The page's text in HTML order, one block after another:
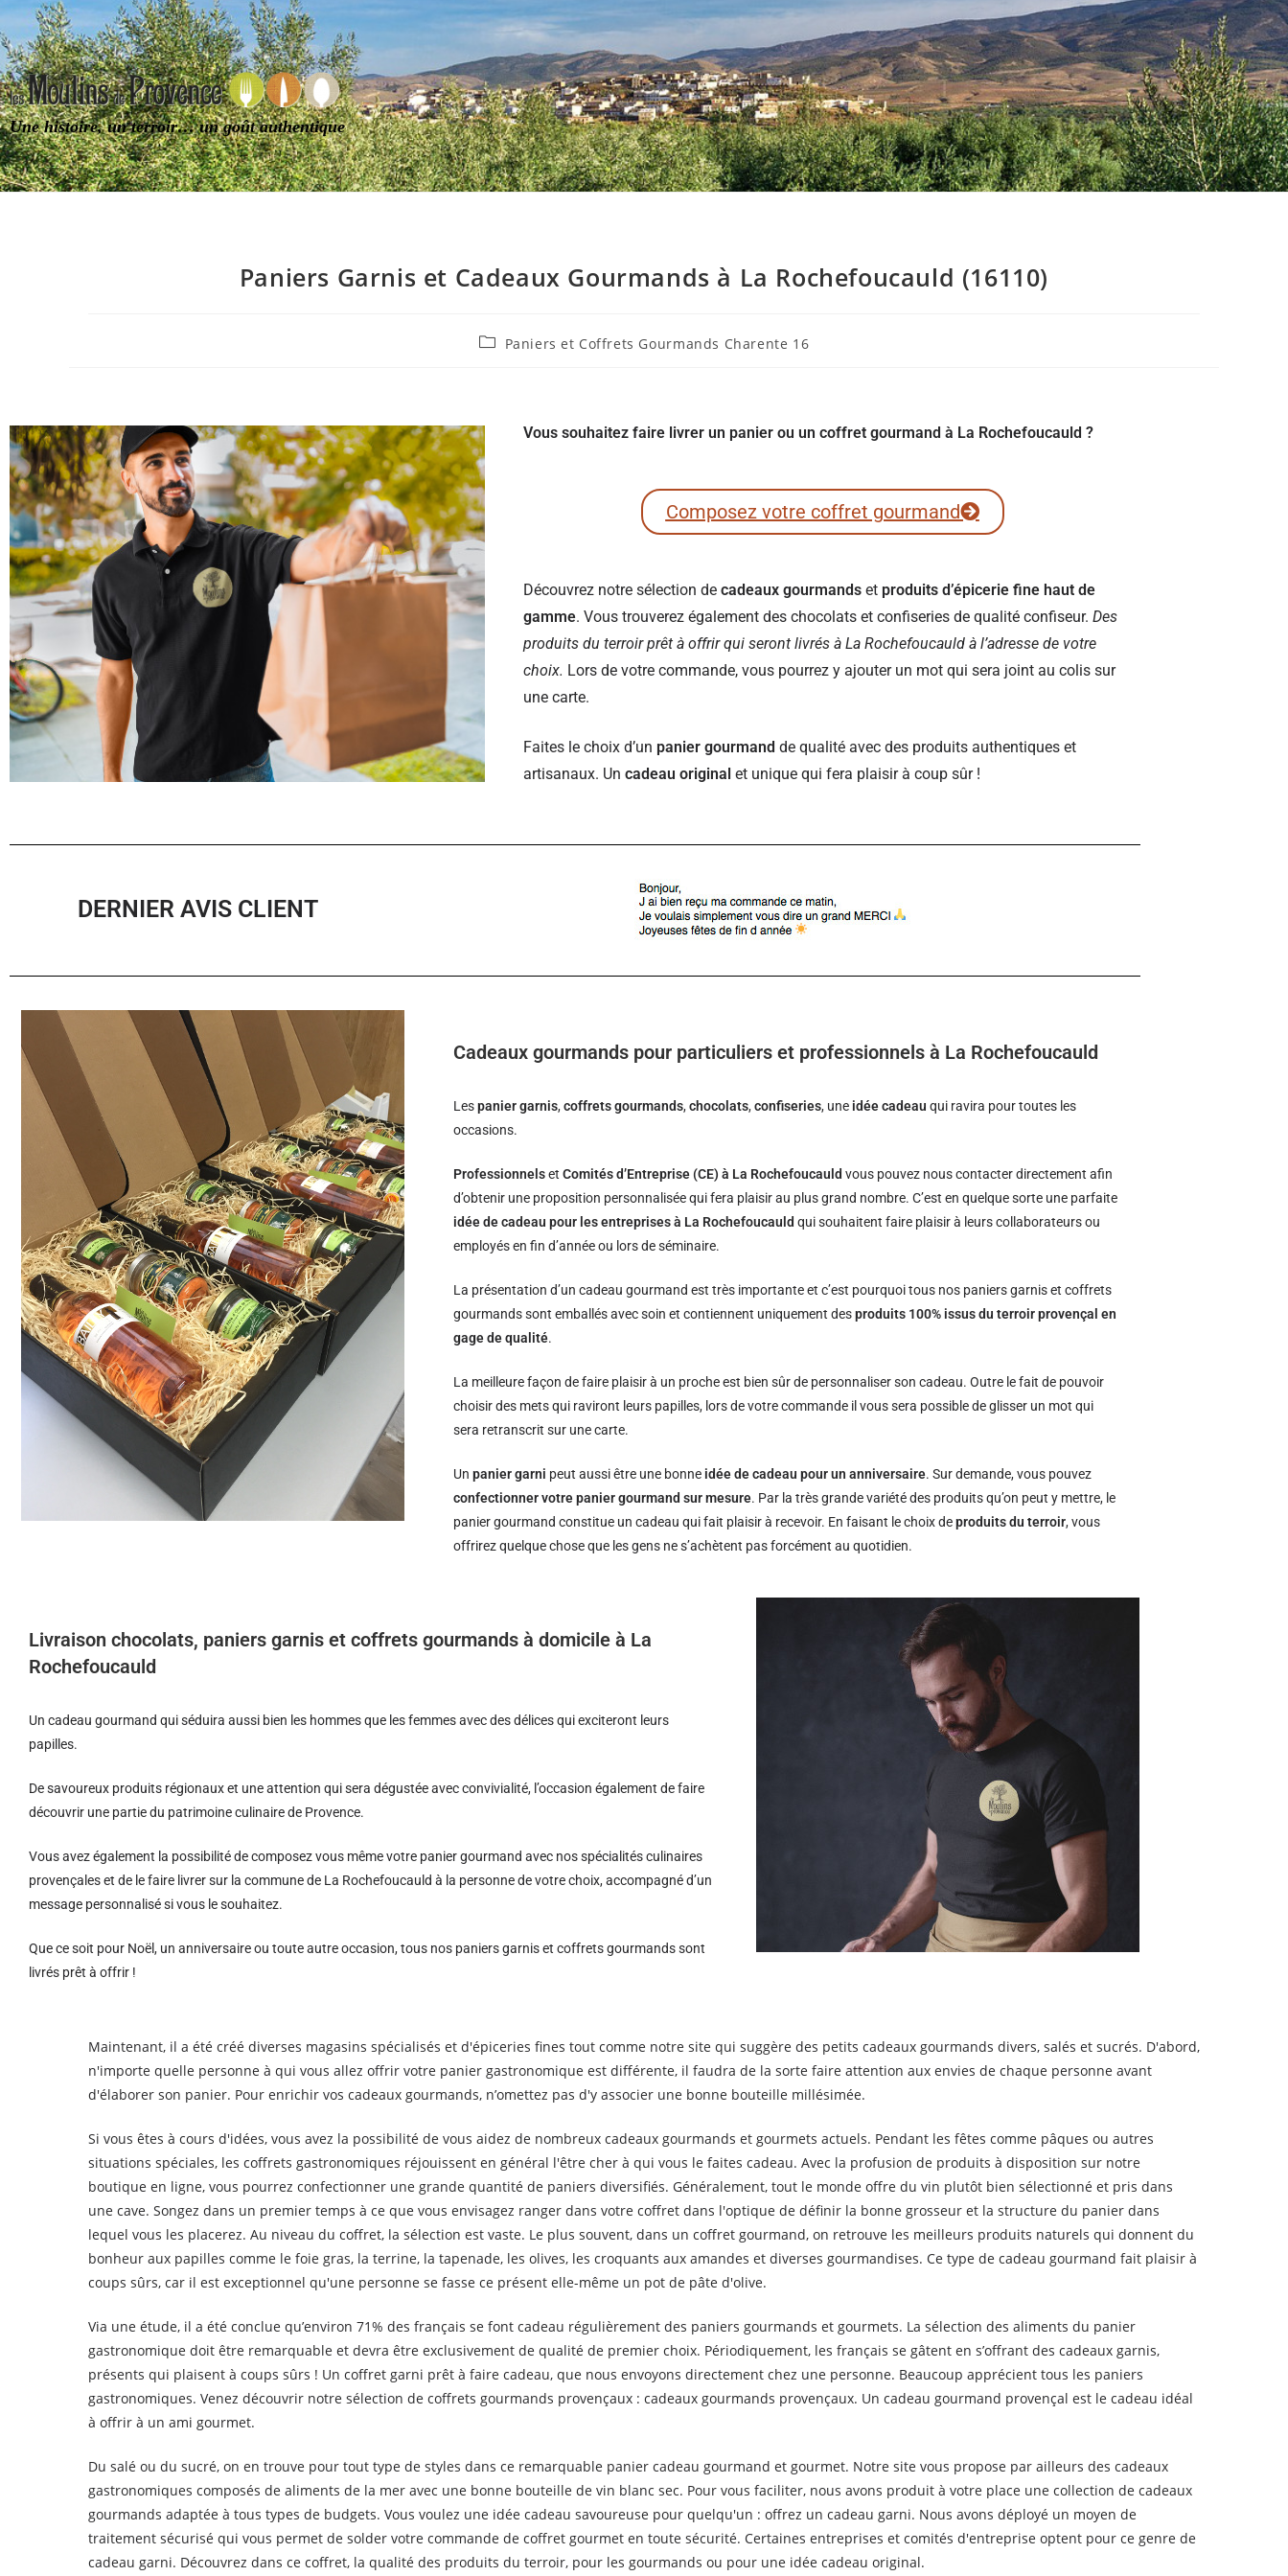
Une histoire, un terroir… un goût authentique
Paniers Garnis et Cadeaux Gourmands à La Rochefoucauld (16110)
Paniers et Coffrets Gourmands Charente 16
Vous souhaitez faire livrer un panier ou un coffret gourmand à La Rochefoucauld ?
Composez votre coffret gourmand
Découvrez notre sélection de cadeaux gourmands et produits d’épicerie fine haut de
gamme. Vous trouverez également des chocolats et confiseries de qualité confiseur. Des
produits du terroir prêt à offrir qui seront livrés à La Rochefoucauld à l’adresse de votre
choix. Lors de votre commande, vous pourrez y ajouter un mot qui sera joint au colis sur
une carte.
Faites le choix d’un panier gourmand de qualité avec des produits authentiques et
artisanaux. Un cadeau original et unique qui fera plaisir à coup sûr !
DERNIER AVIS CLIENT
Cadeaux gourmands pour particuliers et professionnels à La Rochefoucauld
Lespanier garnis,coffrets gourmands,chocolats,confiseries, une idée cadeau qui ravira pour toutes les
occasions.
ProfessionnelsetComités d’Entreprise (CE) à La Rochefoucauld vous pouvez nous contacter directement afin
d’obtenir une proposition personnalisée qui fera plaisir au plus grand nombre. C’est en quelque sorte une parfaite
idée de cadeau pour les entreprises à La Rochefoucauld qui souhaitent faire plaisir à leurs collaborateurs ou
employés en fin d’année ou lors de séminaire.
La présentation d’un cadeau gourmand est très importante et c’est pourquoi tous nos paniers garnis et coffrets
gourmands sont emballés avec soin et contiennent uniquement desproduits 100% issus du terroir provençal en
gage de qualité.
La meilleure façon de faire plaisir à un proche est bien sûr de personnaliser son cadeau. Outre le fait de pouvoir
choisir des mets qui raviront leurs papilles, lors de votre commande il vous sera possible de glisser un mot qui
sera retranscrit sur une carte.
Unpanier garni peut aussi être une bonne idée de cadeau pour un anniversaire. Sur demande, vous pouvez
confectionner votre panier gourmand sur mesure. Par la très grande variété des produits qu’on peut y mettre, le
panier gourmand constitue un cadeau qui fait plaisir à recevoir. En faisant le choix deproduits du terroir, vous
offrirez quelque chose que les gens ne s’achètent pas forcément au quotidien.
Livraison chocolats, paniers garnis et coffrets gourmands à domicile à La
Rochefoucauld
Un cadeau gourmand qui séduira aussi bien les hommes que les femmes avec des délices qui exciteront leurs
papilles.
De savoureux produits régionaux et une attention qui sera dégustée avec convivialité, l’occasion également de faire
découvrir une partie du patrimoine culinaire de Provence.
Vous avez également la possibilité de composez vous même votre panier gourmand avec nos spécialités culinaires
provençales et de le faire livrer sur la commune de La Rochefoucauld à la personne de votre choix, accompagné d’un
message personnalisé si vous le souhaitez.
Que ce soit pour Noël, un anniversaire ou toute autre occasion, tous nos paniers garnis et coffrets gourmands sont
livrés prêt à offrir !
Maintenant, il a été créé diverses magasins spécialisés et d'épiceries fines tout comme notre site qui suggère des petits cadeaux gourmands divers, salés et sucrés. D'abord,
n'importe quelle personne à qui vous allez offrir votre panier gastronomique est différente, il faudra de la sorte faire attention aux envies de chaque personne avant
d'élaborer son panier. Pour enrichir vos cadeaux gourmands, n’omettez pas d'y associer une bonne bouteille millésimée.
Si vous êtes à cours d'idées, vous avez la possibilité de vous aidez de nombreux cadeaux gourmands et gourmets actuels. Pendant les fêtes comme pâques ou autres
situations spéciales, les coffrets gastronomiques réjouissent en général l'être cher à qui vous le faites cadeau. Avec la profusion de produits à disposition sur notre
boutique en ligne, vous pourrez confectionner une grande quantité de paniers diversifiés. Généralement, tout le monde offre du vin plutôt bien sélectionné et pris dans
une cave. Songez dans un premier temps à ce que vous envisagez ranger dans votre coffret dans l'optique de définir la bonne grosseur et la structure du panier dans
lequel vous les placerez. Au niveau du coffret, la sélection est vaste. Le plus souvent, dans un coffret gourmand, on retrouve les meilleurs produits naturels qui donnent du
bonheur aux papilles comme le foie gras, la terrine, la tapenade, les olives, les croquants aux amandes et diverses gourmandises. Ce type de cadeau gourmand fait plaisir à
coups sûrs, car il est exceptionnel qu'une personne se fasse ce présent elle-même un pot de pâte d'olive.
Via une étude, il a été conclue qu’environ 71% des français se font cadeau régulièrement des paniers gourmands et gourmets. La sélection des aliments du panier
gastronomique doit être remarquable et devra être exclusivement de qualité de premier choix. Périodiquement, les français se gâtent en s’offrant des cadeaux garnis,
présents qui plaisent à coups sûrs ! Un coffret garni prêt à faire cadeau, que nous envoyons directement chez une personne. Beaucoup apprécient tous les paniers
gastronomiques. Venez découvrir notre sélection de coffrets gourmands provençaux : cadeaux gourmands provençaux. Un cadeau gourmand provençal est le cadeau idéal
à offrir à un ami gourmet.
Du salé ou du sucré, on en trouve pour tout type de styles dans ce remarquable panier cadeau gourmand et gourmet. Notre site vous propose par ailleurs des cadeaux
gastronomiques composés de aliments de la mer avec une bonne bouteille de vin blanc sec. Pour vous faciliter, nous avons produit à votre place une collection de cadeaux
gourmands adaptée à tous types de budgets. Vous voulez une idée cadeau savoureuse pour quelqu'un : offrez un cadeau garni. Nous avons déployé un moyen de
traitement sécurisé qui vous permet de solder votre commande de coffret gourmet en toute sécurité. Certaines entreprises et comités d'entreprise optent pour ce genre de
cadeau garni. Découvrez dans ce coffret, la qualité des produits du terroir, pour les gourmands ou pour une idée cadeau original.